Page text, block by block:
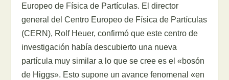
Europeo de Física de Partículas. El director
general del Centro Europeo de Física de Partículas
(CERN), Rolf Heuer, confirmó que este centro de
investigación había descubierto una nueva
partícula muy similar a lo que se cree es el «bosón
de Higgs». Esto supone un avance fenomenal «en